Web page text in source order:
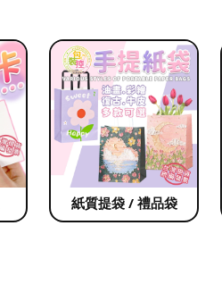
紙質提袋 / 禮品袋